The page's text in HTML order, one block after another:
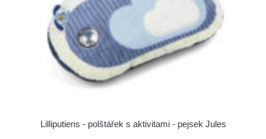
Lilliputiens - polštářek s aktivitami - pejsek Jules